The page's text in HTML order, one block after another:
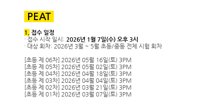
PEAT
1.
접수 일정
· 접수 시작 일시: 2026년 1월 7일(수) 오후 3시
· 대상 회차: 2026년 3월 ~ 5월 초등/중등 전체 시험 회차
[초등 제 06차] 2026년 05월 16일(토) 3PM
[초등 제 05차] 2026년 05월 02일(토) 3PM
[초등 제 04차] 2026년 04월 18일(토) 3PM
[초등 제 03차] 2026년 04월 04일(토) 3PM
[초등 제 02차] 2026년 03월 21일(토) 3PM
[초등 제 01차] 2026년 03월 07일(토) 3PM